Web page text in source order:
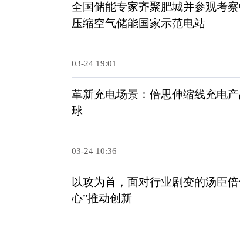
全国储能专家齐聚肥城并参观考
压缩空气储能国家示范电站
03-24 19:01
革新充电场景：倍思伸缩线充电
球
03-24 10:36
以攻为首，面对行业剧变的汤臣
心”推动创新